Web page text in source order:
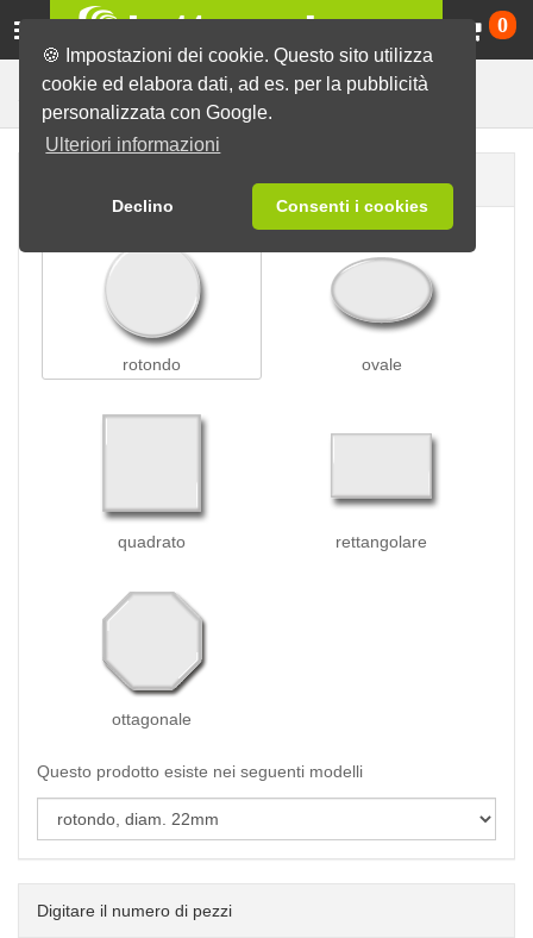
🍪 Impostazioni dei cookie. Questo sito utilizza
cookie ed elabora dati, ad es. per la pubblicità
personalizzata con Google.
Ulteriori informazioni
Declino Consenti i cookies
0
Spille Spille da appuntare
rotondo ovale
quadrato rettangolare
ottagonale
Questo prodotto esiste nei seguenti modelli
Digitare il numero di pezzi